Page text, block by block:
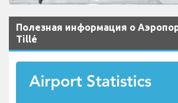
Полезная информация о
Tillé